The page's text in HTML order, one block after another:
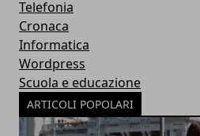
Telefonia
Cronaca
Informatica
Wordpress
Scuola e educazione
ARTICOLI POPOLARI